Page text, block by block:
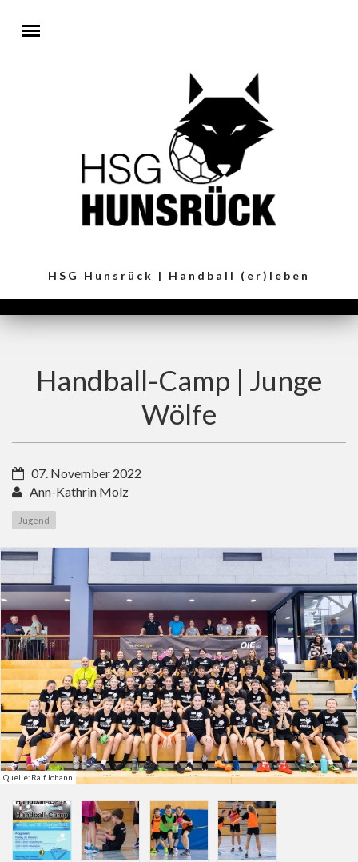
HSG Hunsrück | Handball (er)leben
Handball-Camp | Junge
Wölfe
07. November 2022
Ann-Kathrin Molz
Jugend
Quelle: Ralf Johann